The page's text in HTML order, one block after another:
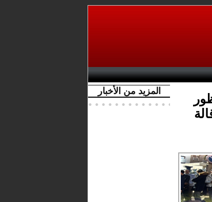
المزيد من الأخبار